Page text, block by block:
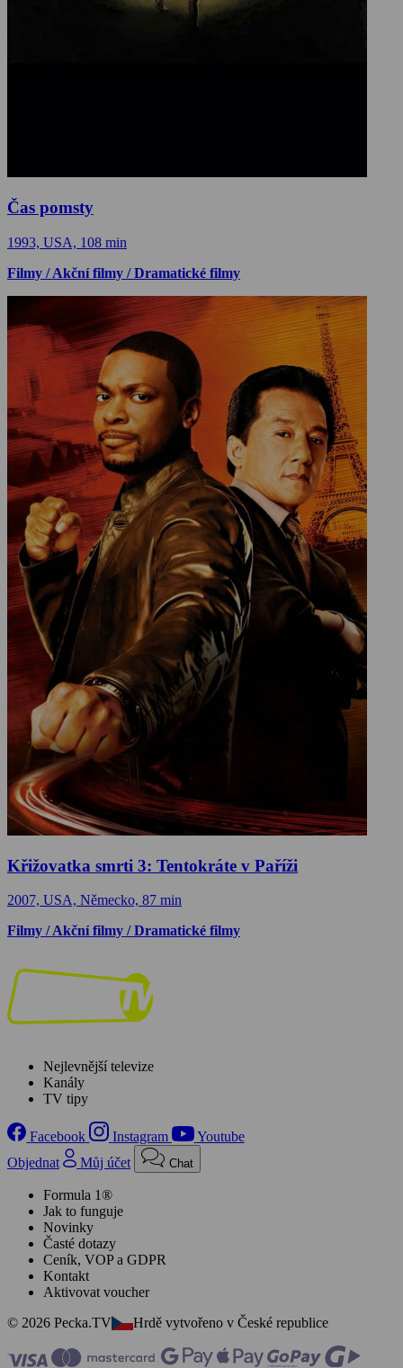
Čas pomsty
1993, USA, 108 min
Filmy / Akční filmy / Dramatické filmy
Křižovatka smrti 3: Tentokráte v Paříži
2007, USA, Německo, 87 min
Filmy / Akční filmy / Dramatické filmy
Nejlevnější televize
Kanály
TV tipy
Facebook Instagram
Youtube
Objednat
Můj účet Chat
Formula 1®
Jak to funguje
Novinky
Časté dotazy
Ceník, VOP a GDPR
Kontakt
Aktivovat voucher
© 2026 Pecka.TV
Hrdě vytvořeno v České republice